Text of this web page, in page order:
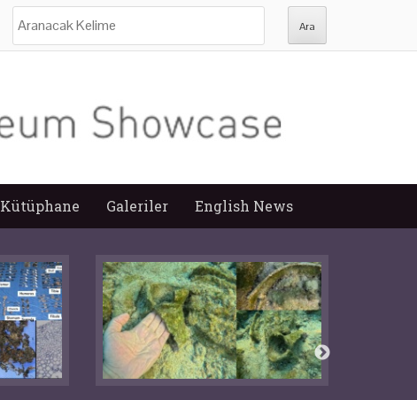
Kütüphane Galeriler English News